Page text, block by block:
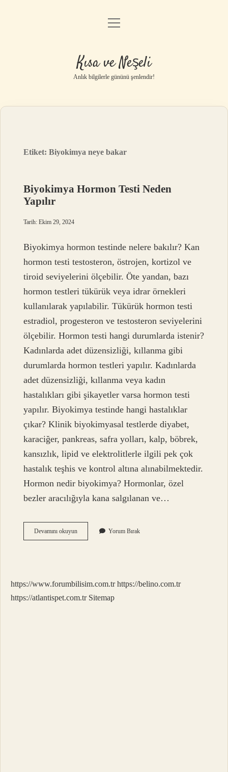
Anasayfa
Yasal Uyarı
menüyü
Kısa ve Neşeli
Anlık bilgilerle gününü şenlendir!
Etiket:Biyokimya neye bakar
Biyokimya Hormon Testi Neden
Yapılır
Tarih: Ekim 29, 2024
Biyokimya hormon testinde nelere bakılır? Kan
hormon testi testosteron, östrojen, kortizol ve
tiroid seviyelerini ölçebilir. Öte yandan, bazı
hormon testleri tükürük veya idrar örnekleri
kullanılarak yapılabilir. Tükürük hormon testi
estradiol, progesteron ve testosteron seviyelerini
ölçebilir. Hormon testi hangi durumlarda istenir?
Kadınlarda adet düzensizliği, kıllanma gibi
durumlarda hormon testleri yapılır. Kadınlarda
adet düzensizliği, kıllanma veya kadın
hastalıkları gibi şikayetler varsa hormon testi
yapılır. Biyokimya testinde hangi hastalıklar
çıkar? Klinik biyokimyasal testlerde diyabet,
karaciğer, pankreas, safra yolları, kalp, böbrek,
kansızlık, lipid ve elektrolitlerle ilgili pek çok
hastalık teşhis ve kontrol altına alınabilmektedir.
Hormon nedir biyokimya? Hormonlar, özel
bezler aracılığıyla kana salgılanan ve…
Devamını okuyunBiyokimya
Hormon
Yorum Bırak
https://www.forumbilisim.com.tr https://belino.com.tr
https://atlantispet.com.tr Sitemap